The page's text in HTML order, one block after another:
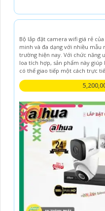
Bộ lắp đặt camera wifi giá rẻ
minh và đa dạng với nhiều
trường hiện nay. Với chức năng
loa tích hợp, sản phẩm này
có thể giao tiếp một cách trực